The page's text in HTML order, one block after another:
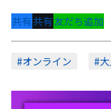
共有共有友だち追加
#オンライン #